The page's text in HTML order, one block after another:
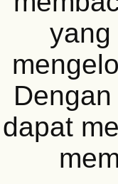
yang
dapat